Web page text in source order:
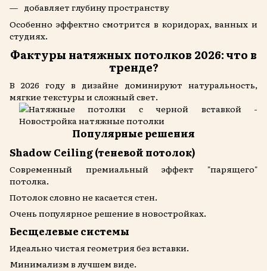
добавляет глубину пространству
Особенно эффектно смотрится в коридорах, ванных и
студиях.
Фактуры натяжных потолков 2026: что в
тренде?
В 2026 году в дизайне доминируют натуральность,
мягкие текстуры и сложный свет.
Популярные решения
Shadow Ceiling (теневой потолок)
Современный премиальный эффект "парящего"
потолка.
Потолок словно не касается стен.
Очень популярное решение в новостройках.
Бесщелевые системы
Идеально чистая геометрия без вставки.
Минимализм в лучшем виде.